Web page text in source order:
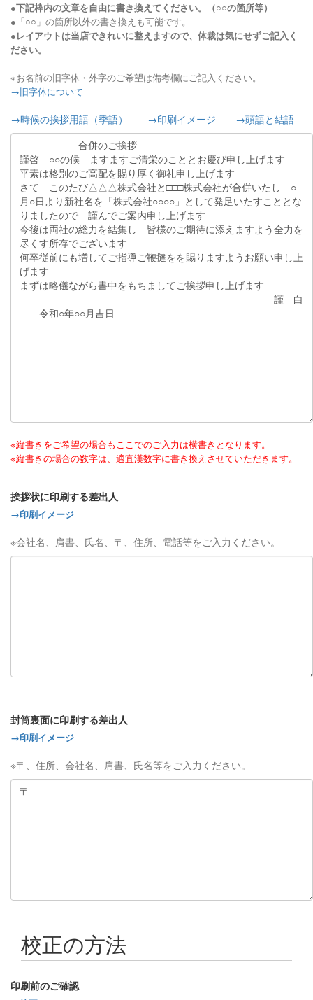
●下記枠内の文章を自由に書き換えてください。（○○の箇所等）
●「○○」の箇所以外の書き換えも可能です。
●レイアウトは当店できれいに整えますので、体裁は気にせずご記入く
ださい。
※お名前の旧字体・外字のご希望は備考欄にご記入ください。
→旧字体について
→時候の挨拶用語（季語） →印刷イメージ →頭語と結語
※縦書きをご希望の場合もここでのご入力は横書きとなります。
※縦書きの場合の数字は、適宜漢数字に書き換えさせていただきます。
挨拶状に印刷する差出人
→印刷イメージ
※会社名、肩書、氏名、〒、住所、電話等をご入力ください。
封筒裏面に印刷する差出人
→印刷イメージ
※〒、住所、会社名、肩書、氏名等をご入力ください。
校正の方法
印刷前のご確認